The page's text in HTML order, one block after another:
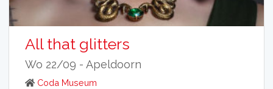
All that glitters
Wo 22/09 - Apeldoorn
Coda Museum